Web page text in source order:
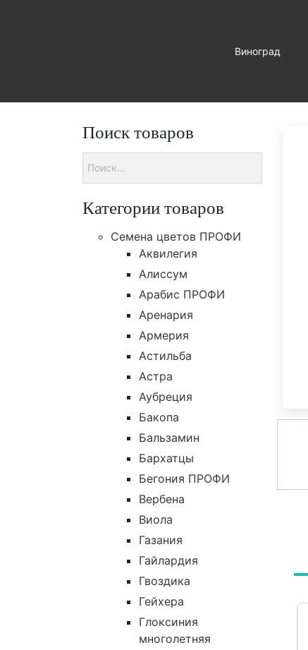
Виноград
Поиск товаров
Категории товаров
Cемена цветов ПРОФИ
Аквилегия
Алиссум
Арабис ПРОФИ
Аренария
Армерия
Астильба
Астра
Аубреция
Бакопа
Бальзамин
Бархатцы
Бегония ПРОФИ
Вербена
Виола
Газания
Гайлардия
Гвоздика
Гейхера
Глоксиния
многолетняя